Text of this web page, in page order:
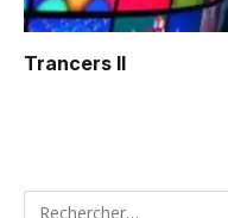
Trancers II